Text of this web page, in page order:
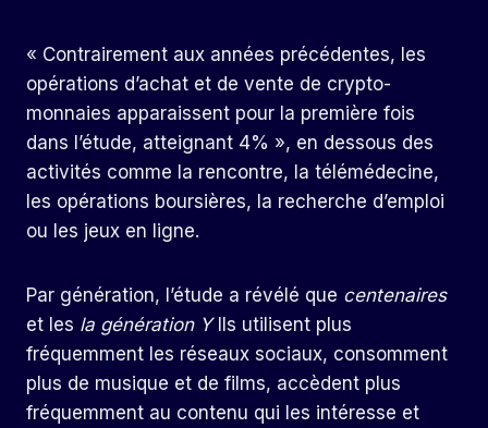
« Contrairement aux années précédentes, les
opérations d’achat et de vente de crypto-
monnaies apparaissent pour la première fois
dans l’étude, atteignant 4% », en dessous des
activités comme la rencontre, la télémédecine,
les opérations boursières, la recherche d’emploi
ou les jeux en ligne.
Par génération, l’étude a révélé que centenaires
et les la génération Y Ils utilisent plus
fréquemment les réseaux sociaux, consomment
plus de musique et de films, accèdent plus
fréquemment au contenu qui les intéresse et